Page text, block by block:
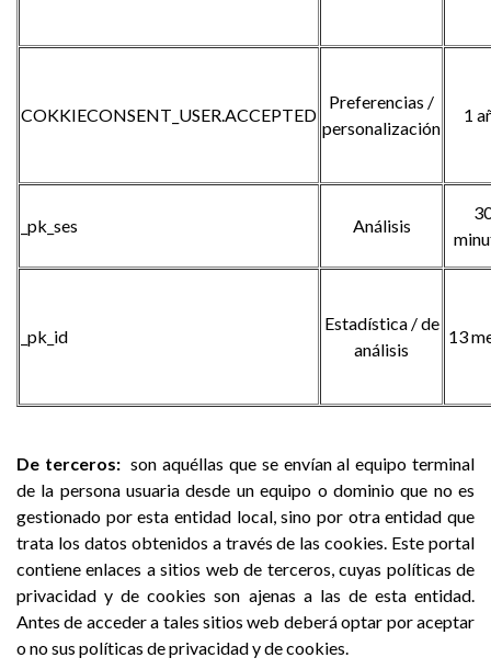
COKKIECONSENT_USER.ACCEPTED
Preferencias /
personalización
1
_pk_ses Análisis
_pk_id
Estadística / de
análisis
13
De terceros: son aquéllas que se envían al equipo terminal
de la persona usuaria desde un equipo o dominio que no es
gestionado por esta entidad local, sino por otra entidad que
trata los datos obtenidos a través de las cookies. Este portal
contiene enlaces a sitios web de terceros, cuyas políticas de
privacidad y de cookies son ajenas a las de esta entidad.
Antes de acceder a tales sitios web deberá optar por aceptar
o no sus políticas de privacidad y de cookies.